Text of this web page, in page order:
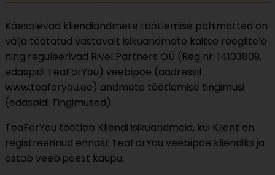
Käesolevad kliendiandmete töötlemise põhimõtted on
välja töötatud vastavalt isikuandmete kaitse reeglitele
ning reguleerivad Rivel Partners OÜ (Reg nr: 14103809,
edaspidi TeaForYou) veebipoe (aadressil
www.teaforyou.ee) andmete töötlemise tingimusi
(edaspidi Tingimused).
TeaForYou töötleb Kliendi isikuandmeid, kui Klient on
registreerinud ennast TeaForYou veebipoe kliendiks ja
ostab veebipoest kaupu.